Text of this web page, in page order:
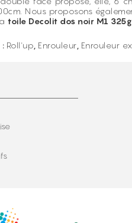
Nous proposons
toile Decolit dos noir M1
: Roll'up Enrouleur Enrouleur